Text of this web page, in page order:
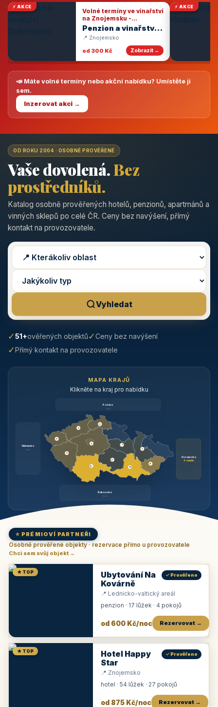
⚡ AKCE
Volné termíny ve vinařství
na Znojemsku -
degustace vín
Penzion a vinařství
Dobrovolný
📍 Znojemsko
od 300 Kč
Zobrazit →
⚡ AKCE
📣 Máte volné termíny nebo akční nabídku? Umístěte ji
sem.
Inzerovat akci →
OD ROKU 2004 · OSOBNĚ PROVĚŘENÉ
Vaše dovolená.Bez
prostředníků.
Katalog osobně prověřených hotelů, penzionů, apartmánů a
vinných sklepů po celé ČR. Ceny bez navýšení, přímý
kontakt na provozovatele.
Vyhledat
✓51+ověřených objektů✓Ceny bez navýšení
✓Přímý kontakt na provozovatele
MAPA KRAJŮ
Klikněte na kraj pro nabídku
Polsko
brzy
Německo
brzy
Slovensko
6 objektů
Rakousko
brzy
3
9
3
3
3
3
1
2
11
1
6
⭐ PRÉMIOVÍ PARTNEŘI
Osobně prověřené objekty · rezervace přímo u provozovatele
Chci sem svůj objekt →
★ TOP
Ubytování Na
Kovárně
✓ Prověřeno
📍 Lednicko-valtický areál
penzion · 17 lůžek · 4 pokojů
od 600 Kč/noc Rezervovat →
★ TOP
Hotel Happy
Star
✓ Prověřeno
📍 Znojemsko
hotel · 54 lůžek · 27 pokojů
od 875 Kč/noc Rezervovat →